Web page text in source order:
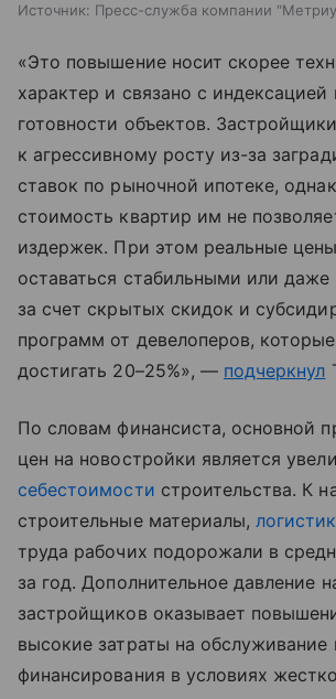
Источник: Пресс-служба компании
«Это повышение носит скорее
характер и связано с
готовности объектов.
к агрессивному росту из-за
ставок по рыночной ипотеке,
стоимость квартир им не
издержек. При этом реальные
оставаться стабильными или даже
за счет скрытых скидок и
программ от девелоперов,
достигать 20–25%», — подчеркнул
По словам финансиста, основной
цен на новостройки является
себестоимости строительства. К
строительные материалы,
труда рабочих подорожали в
за год. Дополнительное давление
застройщиков оказывает
высокие затраты на обслуживание
финансирования в условиях